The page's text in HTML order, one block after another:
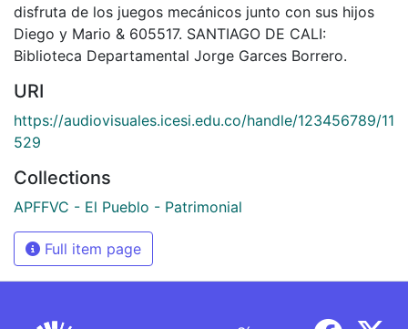
disfruta de los juegos mecánicos junto con sus hijos
Diego y Mario & 605517. SANTIAGO DE CALI:
Biblioteca Departamental Jorge Garces Borrero.
URI
https://audiovisuales.icesi.edu.co/handle/123456789/11
529
Collections
APFFVC - El Pueblo - Patrimonial
Full item page